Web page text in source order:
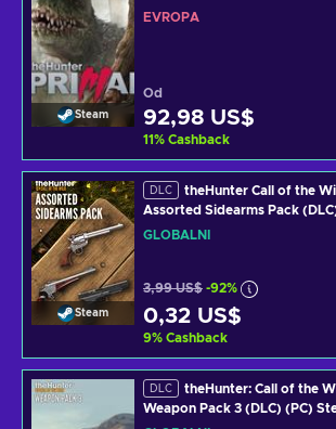
Steam
EVROPA
Od
92,98 US$
11% Cashback
Steam
DLC
theHunter Call of the
Assorted Sidearms Pack
Key GLOBAL
GLOBÁLNÍ
3,99 US$ -92%
0,32 US$
9% Cashback
DLC
theHunter: Call of the
Weapon Pack 3 (DLC) (PC)